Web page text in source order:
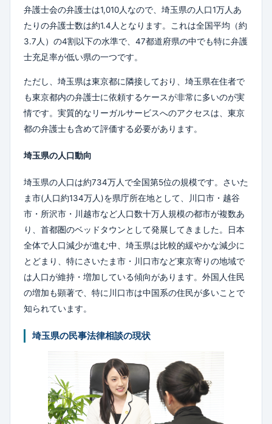
弁護士会の弁護士は1,010人なので、埼玉県の人口1万人あ
たりの弁護士数は約1.4人となります。これは全国平均（約
3.7人）の4割以下の水準で、47都道府県の中でも特に弁護
士充足率が低い県の一つです。
ただし、埼玉県は東京都に隣接しており、埼玉県在住者で
も東京都内の弁護士に依頼するケースが非常に多いのが実
情です。実質的なリーガルサービスへのアクセスは、東京
都の弁護士も含めて評価する必要があります。
埼玉県の人口動向
埼玉県の人口は約734万人で全国第5位の規模です。さいた
ま市(人口約134万人)を県庁所在地として、川口市・越谷
市・所沢市・川越市など人口数十万人規模の都市が複数あ
り、首都圏のベッドタウンとして発展してきました。日本
全体で人口減少が進む中、埼玉県は比較的緩やかな減少に
とどまり、特にさいたま市・川口市など東京寄りの地域で
は人口が維持・増加している傾向があります。外国人住民
の増加も顕著で、特に川口市は中国系の住民が多いことで
知られています。
埼玉県の民事法律相談の現状